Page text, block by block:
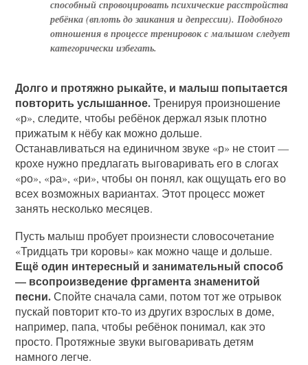
способный спровоцировать психические расстройства
ребёнка (вплоть до заикания и депрессии). Подобного
отношения в процессе тренировок с малышом следует
категорически избегать.
Долго и протяжно рыкайте, и малыш попытается
повторить услышанное.Тренируя произношение
«р», следите, чтобы ребёнок держал язык плотно
прижатым к нёбу как можно дольше.
Останавливаться на единичном звуке «р» не стоит —
крохе нужно предлагать выговаривать его в слогах
«ро», «ра», «ри», чтобы он понял, как ощущать его во
всех возможных вариантах. Этот процесс может
занять несколько месяцев.
Пусть малыш пробует произнести словосочетание
«Тридцать три коровы» как можно чаще и дольше.
Ещё один интересный и занимательный способ
— всопроизведение фргамента знаменитой
песни.Спойте сначала сами, потом тот же отрывок
пускай повторит кто-то из других взрослых в доме,
например, папа, чтобы ребёнок понимал, как это
просто. Протяжные звуки выговаривать детям
намного легче.